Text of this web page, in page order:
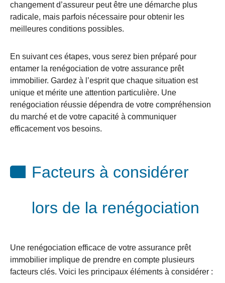
changement d’assureur peut être une démarche plus
radicale, mais parfois nécessaire pour obtenir les
meilleures conditions possibles.
En suivant ces étapes, vous serez bien préparé pour
entamer la renégociation de votre assurance prêt
immobilier. Gardez à l’esprit que chaque situation est
unique et mérite une attention particulière. Une
renégociation réussie dépendra de votre compréhension
du marché et de votre capacité à communiquer
efficacement vos besoins.
Facteurs à considérer
lors de la renégociation
Une renégociation efficace de votre assurance prêt
immobilier implique de prendre en compte plusieurs
facteurs clés. Voici les principaux éléments à considérer :